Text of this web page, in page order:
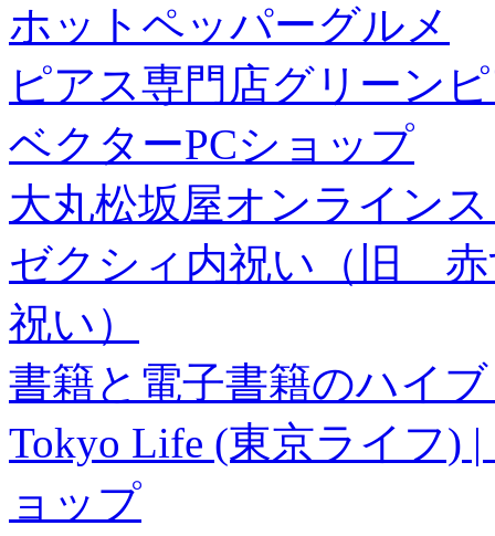
ホットペッパーグルメ
ピアス専門店グリーン
ベクターPCショップ
大丸松坂屋オンライン
ゼクシィ内祝い（旧 赤
祝い）
書籍と電子書籍のハイ
Tokyo Life (東京ライフ)
ョップ